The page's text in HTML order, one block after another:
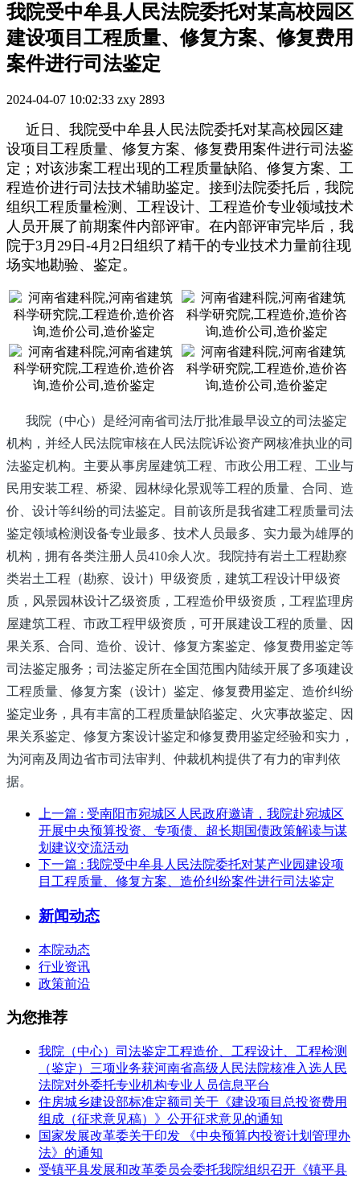
我院受中牟县人民法院委托对某高校园区
建设项目工程质量、修复方案、修复费用
案件进行司法鉴定
2024-04-07 10:02:33 zxy 2893
近日、我院受中牟县人民法院委托对某高校园区建
设项目工程质量、修复方案、修复费用案件进行司法鉴
定；对该涉案工程出现的工程质量缺陷、 修复方案、工
程造价进行司法技术辅助鉴定。接到法院委托后，我院
组织工程质量检测、工程设计、工程造价专业领域技术
人员开展了前期案件内部评审。在内部评审完毕后，我
院于3月29 日-4月2日组织了精干的专业技术力量前往现
场实地勘验、鉴定。
我院（中心）是经河南省司法厅批准最早设立的司法鉴定
机构 ，并经人民法院审核在人民法院诉讼资产网核准执业的司
法鉴定机构。主要从事房屋建筑工程、市政公用工程、工业与
民用安装工程、桥梁、园林绿化景观等工程的质量、合同、造
价、设计等纠纷的司法鉴定。目前该所是我省建工程质量司法
鉴定领域检测设备专业最多、技术人员最多、实力最为雄厚的
机构，拥有各类注册人员410余人次。我院持有岩土工程勘察
类岩土工程（勘察、设计）甲级资质，建筑工程设计甲级资
质，风景园林设计乙级资质， 工程造价甲级资质， 工程监理房
屋建筑工程、市政工程甲级资质，可开展建设工程的质量、因
果关系、合同、造价、设计、修复方案鉴定、修复费用鉴定等
司法鉴定服务；司法鉴定所在全国范围内陆续开展了多项建设
工程质量、 修复方案（设计） 鉴定、修复费用鉴定、造价纠纷
鉴定业务，具有丰富的工程质量缺陷鉴定、火灾事故鉴定、因
果关系鉴定、修复方案设计鉴定和修复费用鉴定经验和实力，
为河南及周边省市司法审判、仲裁机构提供了有力的审判依
据。
上一篇 : 受南阳市宛城区人民政府邀请，我院赴宛城区
开展中央预算投资、专项债、超长期国债政策解读与谋
划建议交流活动
下一篇 : 我院受中牟县人民法院委托对某产业园建设项
目工程质量、修复方案、造价纠纷案件进行司法鉴定
新闻动态
本院动态
行业资讯
政策前沿
为您推荐
我院（中心）司法鉴定工程造价、工程设计、工程检测
（鉴定）三项业务获河南省高级人民法院核准入选人民
法院对外委托专业机构专业人员信息平台
住房城乡建设部标准定额司关于《建设项目总投资费用
组成（征求意见稿）》公开征求意见的通知
国家发展改革委关于印发 《中央预算内投资计划管理办
法》的通知
受镇平县发展和改革委员会委托我院组织召开《镇平县